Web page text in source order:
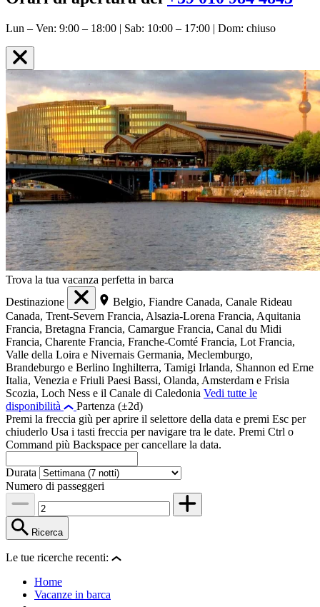
Lun – Ven: 9:00 – 18:00 | Sab: 10:00 – 17:00 | Dom: chiuso
Trova la tua vacanza perfetta in barca
Destinazione
Belgio, Fiandre Canada, Canale Rideau
Canada, Trent-Severn Francia, Alsazia-Lorena Francia, Aquitania
Francia, Bretagna Francia, Camargue Francia, Canal du Midi
Francia, Charente Francia, Franche-Comté Francia, Lot Francia,
Valle della Loira e Nivernais Germania, Meclemburgo,
Brandeburgo e Berlino Inghilterra, Tamigi Irlanda, Shannon ed Erne
Italia, Venezia e Friuli Paesi Bassi, Olanda, Amsterdam e Frisia
Scozia, Loch Ness e il Canale di Caledonia Vedi tutte le
disponibilità
Partenza (±2d)
Premi la freccia giù per aprire il selettore della data e premi Esc per
chiuderlo Usa i tasti freccia per navigare tra le date. Premi Ctrl o
Command più Backspace per cancellare la data.
Durata
Numero di passeggeri
Ricerca
Le tue ricerche recenti:
Home
Vacanze in barca